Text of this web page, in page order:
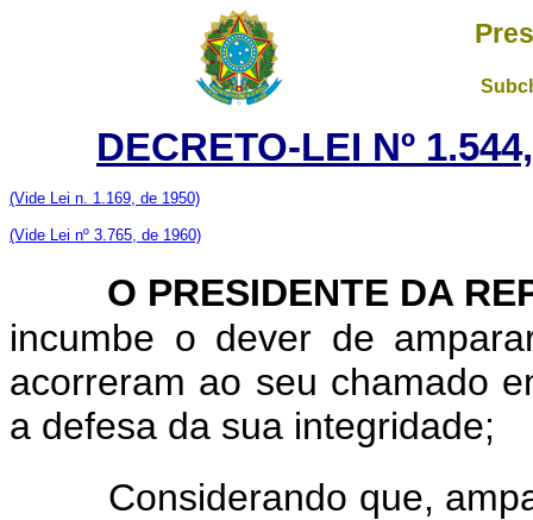
DECRETO-LEI Nº
(Vide Lei n. 1.169, de 1950)
(Vide Lei nº 3.765, de 1960)
O PRESIDENTE DA
incumbe o dever de
acorreram ao seu chamado
a defesa da sua integridade;
Considerando que,